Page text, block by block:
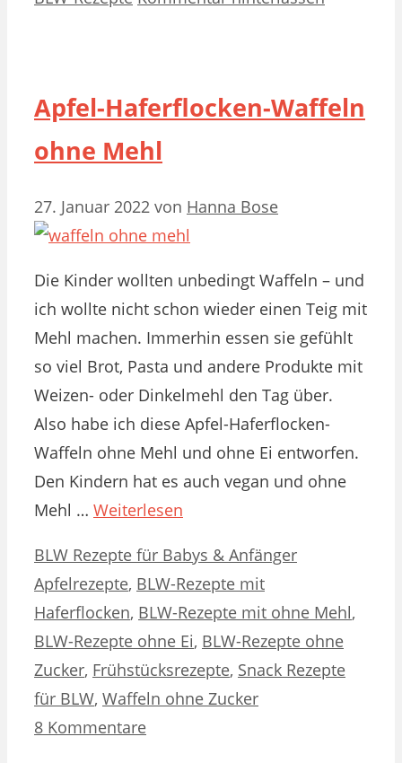
Apfel-Haferflocken-Waffeln
ohne Mehl
27. Januar 2022 von Hanna Bose
Die Kinder wollten unbedingt Waffeln – und
ich wollte nicht schon wieder einen Teig mit
Mehl machen. Immerhin essen sie gefühlt
so viel Brot, Pasta und andere Produkte mit
Weizen- oder Dinkelmehl den Tag über.
Also habe ich diese Apfel-Haferflocken-
Waffeln ohne Mehl und ohne Ei entworfen.
Den Kindern hat es auch vegan und ohne
Mehl … Weiterlesen
Kategorien
BLW Rezepte für Babys & AnfängerSchlagwörter
Apfelrezepte, BLW-Rezepte mit
Haferflocken, BLW-Rezepte mit ohne Mehl,
BLW-Rezepte ohne Ei, BLW-Rezepte ohne
Zucker, Frühstücksrezepte, Snack Rezepte
für BLW, Waffeln ohne Zucker
8 Kommentare